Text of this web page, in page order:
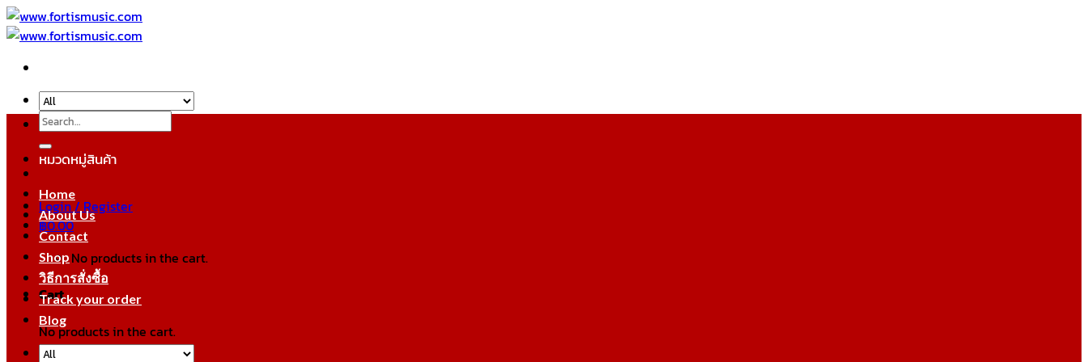
Skip
to
Search
for:
Login / Register
฿0.00
No products in the cart.
Cart
No products in the cart.
หมวดหมู่สินค้า
Home
About Us
Contact
Shop
วิธีการสั่งซื้อ
Track your order
Blog